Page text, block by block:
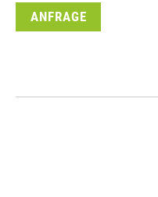
ANFRAGE